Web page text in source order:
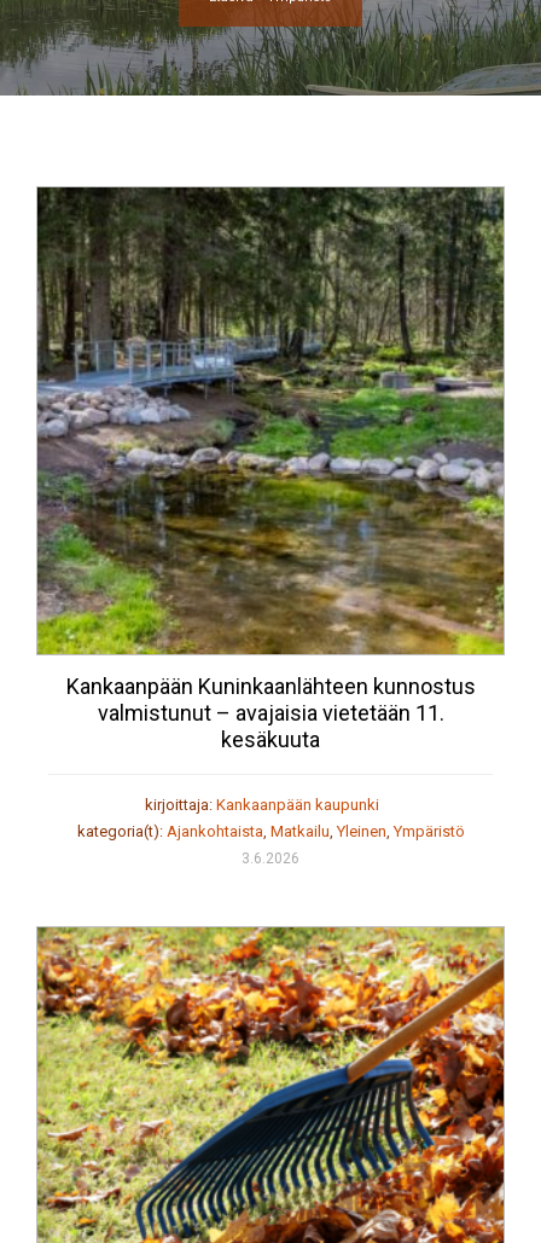
Kankaanpään Kuninkaanlähteen kunnostus
valmistunut – avajaisia vietetään 11.
kesäkuuta
kirjoittaja: Kankaanpään kaupunki
kategoria(t): Ajankohtaista, Matkailu,Yleinen,Ympäristö
3.6.2026